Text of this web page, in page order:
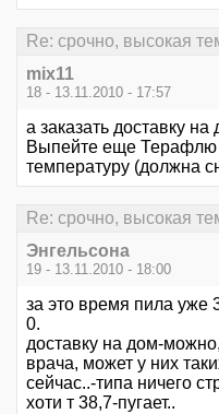
Re: срочно, высокая
mix11
18 - 13.11.2010 - 17:57
а заказать доставку на
Выпейте еще Терафлю
температуру (должна
Re: срочно, высокая
Энгельсона
19 - 13.11.2010 - 18:00
за это время пила уже
0.
доставку на дом-
врача, может у них
сейчас..-типа ничего
хоти т 38,7-пугает..